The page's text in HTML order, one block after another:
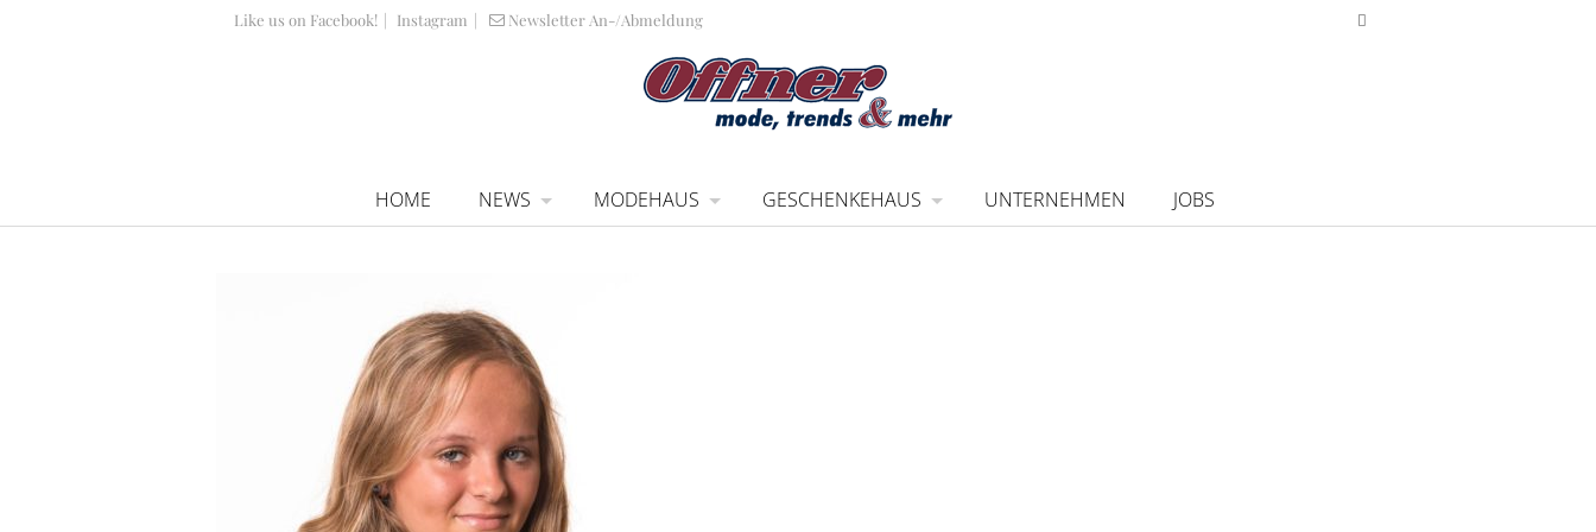
Like us on Facebook! | Instagram | Newsletter An-/Abmeldung
HOME NEWS MODEHAUS GESCHENKEHAUS UNTERNEHMEN JOBS